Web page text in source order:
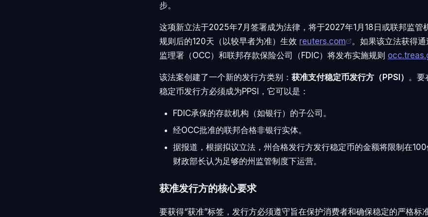
步。
这项新立法于2025年7月签署成为法律，将于2027年1月18日或联邦监管
规则后的120天（以较早者为准）生效 reuters.com
。如果该立法获得
监理署（OCC）和联邦存款保险公司（FDIC）将发布实施规则
该法案创建了一个新的发行方类别： 获准支付稳定币发行方（PPSI） 。要
稳定币发行方必须成为PPSI，它可以是：
FDIC承保的存款机构（如银行）的子公司。
经OCC批准的联邦合格非银行实体。
据报道，根据拟议立法，州合格发行方发行稳定币的金额将限制在
财政部长认为足够的州监管制度下运营。
获准发行方的核心要求
要获得“获准”标签，发行方必须遵守旨在保护消费者和确保稳定的严格标